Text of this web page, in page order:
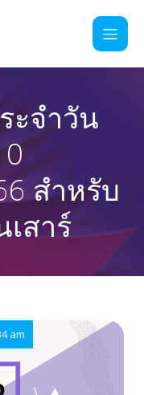
ะจำวัน
สำหรับ
สาร์
am